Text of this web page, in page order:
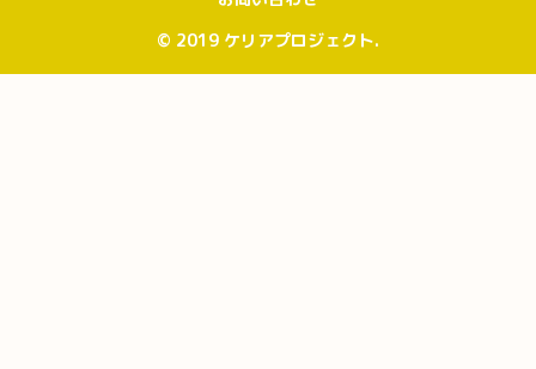
© 2019 ケリアプロジェクト.